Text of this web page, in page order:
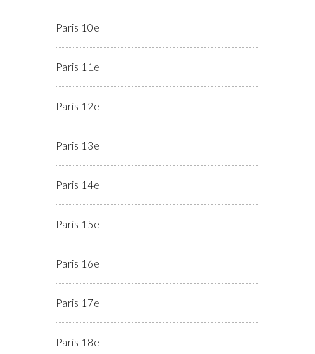
Paris 10e
Paris 11e
Paris 12e
Paris 13e
Paris 14e
Paris 15e
Paris 16e
Paris 17e
Paris 18e